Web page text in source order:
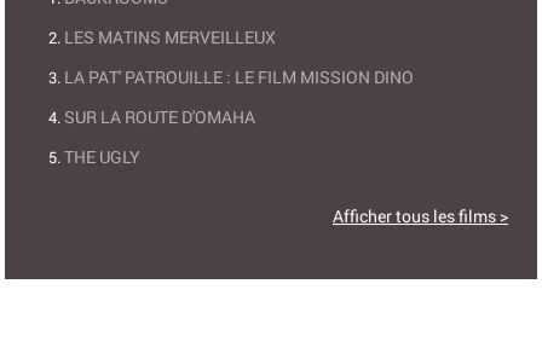
LES MATINS MERVEILLEUX
LA PAT' PATROUILLE : LE FILM MISSION DINO
SUR LA ROUTE D'OMAHA
THE UGLY
Afficher tous les films >